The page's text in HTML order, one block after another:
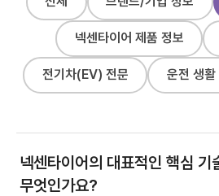
넥센타이어 제품 정보
전기차(EV) 전문 운전 생
넥센타이어의 대표적인 핵심 기
무엇인가요?